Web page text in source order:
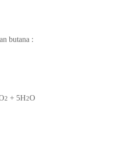
butana :
2 + 5H2O